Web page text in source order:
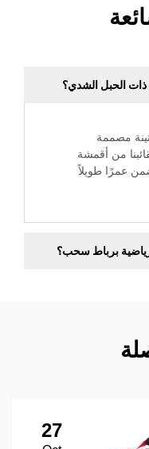
ذات الحبل الشدي؟
مصممة
من أقمشة
عمرًا طويلاً
برباط سحب؟
27